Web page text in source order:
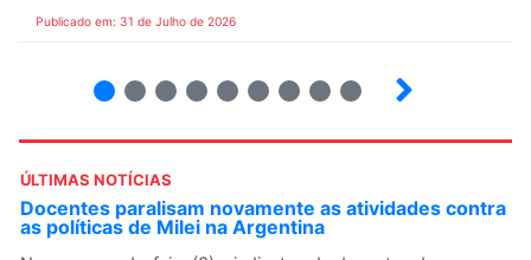
Publicado em: 31 de Julho de 2026
ÚLTIMAS NOTÍCIAS
ANDES-SN convoca docentes para Dia de
Solidariedade Internacionalista com Cuba em 13 de
agosto